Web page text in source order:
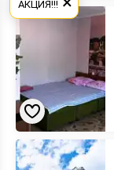
«Гостевое
Как
дома»
частный
сектор
«Баязет»
гостиница
АКЦИЯ!!!